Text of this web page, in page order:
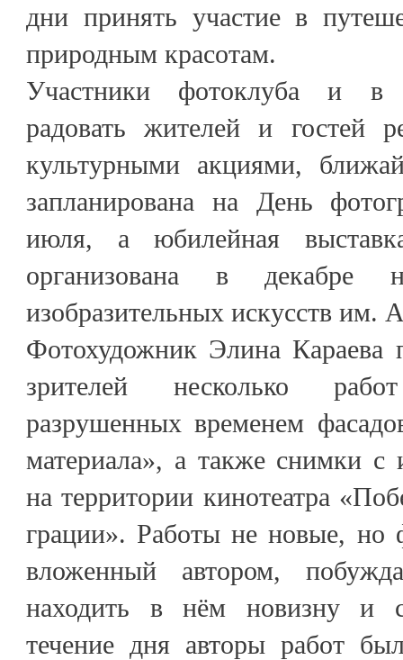
дни принять участие в
природным красотам.
Участники фотоклуба и в
радовать жителей и гостей
культурными акциями,
запланирована на День
июля, а юбилейная
организована в декабре
изобразительных искусств им.
Фотохудожник Элина Караева
зрителей несколько
разрушенных временем
материала», а также снимки с
на территории кинотеатра
грации». Работы не новые, но
вложенный автором,
находить в нём новизну и
течение дня авторы работ